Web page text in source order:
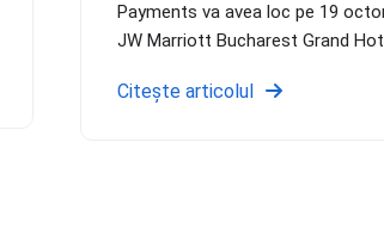
Payments va avea loc pe 19
JW Marriott Bucharest Grand
Citește articolul